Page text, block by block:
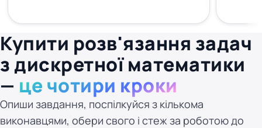
Купити розв'язання задач
з дискретної математики
— це чотири кроки
Опиши завдання, поспілкуйся з кількома
виконавцями, обери свого і стеж за роботою до